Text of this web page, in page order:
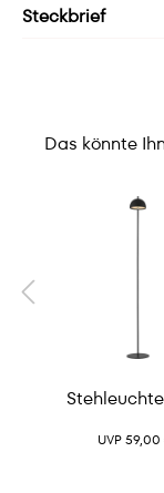
Steckbrief
Das könnte
UVP